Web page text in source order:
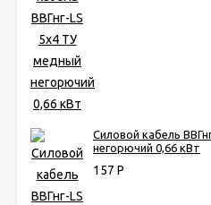
Силовой кабель
негорючий 0,66 кВт
157 Р